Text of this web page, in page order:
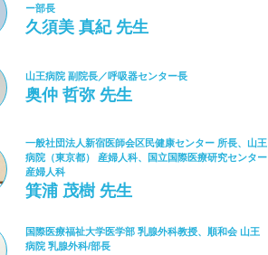
ー部長
久須美 真紀 先生
山王病院 副院長／呼吸器センター長
奥仲 哲弥 先生
一般社団法人新宿医師会区民健康センター 所長、山王
病院（東京都） 産婦人科、国立国際医療研究センター
産婦人科
箕浦 茂樹 先生
国際医療福祉大学医学部 乳腺外科教授、順和会 山王
病院 乳腺外科/部長